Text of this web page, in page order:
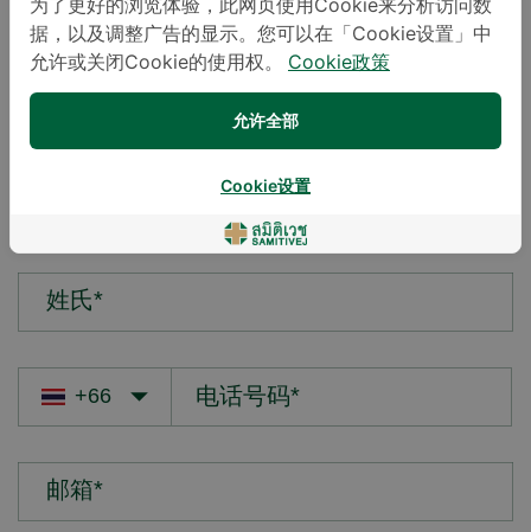
您的疑问*
姓氏*
邮箱*
为了更好的浏览体验，此网页使用Cookie来分析访问数
据，以及调整广告的显示。您可以在「Cookie设置」中
允许或关闭Cookie的使用权。
Cookie政策
允许全部
Cookie设置